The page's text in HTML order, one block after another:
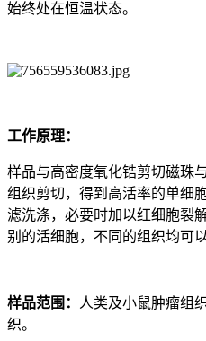
始终处在恒温状态。
工作原理：
样品与高密度氧化锆剪切磁珠
组织剪切，得到高活率的单细
滤洗涤，必要时加以红细胞裂
别的活细胞，不同的组织均可
样品范围：
人类及小鼠肿瘤组
织。